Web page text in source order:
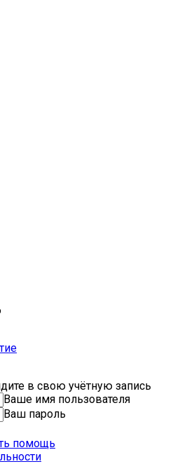
в свою учётную запись
Ваше имя пользователя
Ваш пароль
помощь